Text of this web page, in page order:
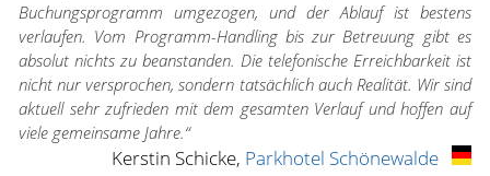
Buchungsprogramm umgezogen, und der Ablauf ist bestens
verlaufen. Vom Programm-Handling bis zur Betreuung gibt es
absolut nichts zu beanstanden. Die telefonische Erreichbarkeit ist
nicht nur versprochen, sondern tatsächlich auch Realität. Wir sind
aktuell sehr zufrieden mit dem gesamten Verlauf und hoffen auf
viele gemeinsame Jahre.“
Kerstin Schicke, Parkhotel Schönewalde